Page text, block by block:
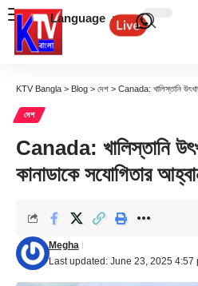
Language
KTV Bangla > Blog > দেশ > Canada: খালিস্তানি
দেশ
Canada: খালিস্তানি
কানাডাকে সযোগিতার
Last updated: June 23, 2025 4:57
Megha